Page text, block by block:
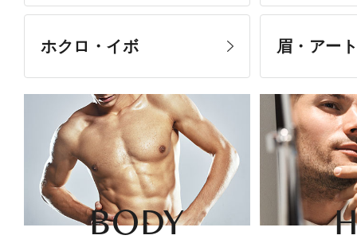
ホクロ・イボ 眉・アー
BODY